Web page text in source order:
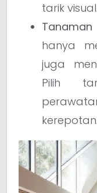
tarik visual.
hanya
juga
Pilih
kerepotan.